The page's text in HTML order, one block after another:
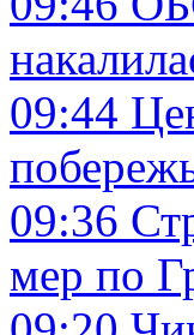
09:44
09:36
мер по